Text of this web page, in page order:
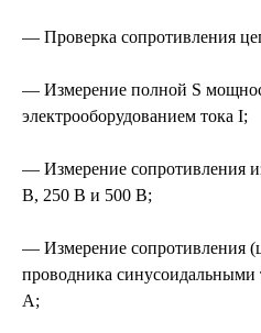
— Проверка сопротивления
— Измерение полной S
электрооборудованием тока I;
— Измерение сопротивления
В, 250 В и 500 В;
— Измерение сопротивления
проводника
А;